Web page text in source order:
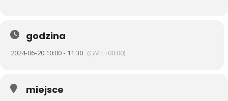
godzina
2024-06-20 10:00 - 11:30 (GMT+00:00)
miejsce